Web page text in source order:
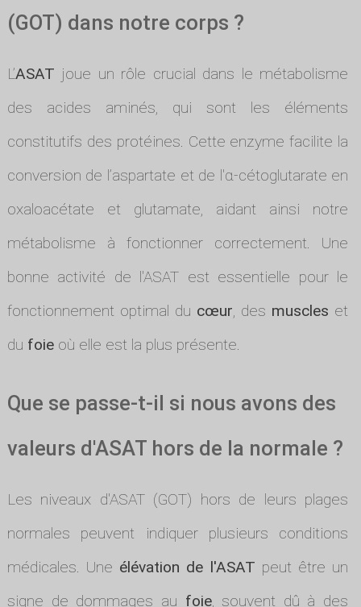
(GOT) dans notre corps ?
L’ASAT joue un rôle crucial dans le métabolisme
des acides aminés, qui sont les éléments
constitutifs des protéines. Cette enzyme facilite la
conversion de l’aspartate et de l'α-cétoglutarate en
oxaloacétate et glutamate, aidant ainsi notre
métabolisme à fonctionner correctement. Une
bonne activité de l'ASAT est essentielle pour le
fonctionnement optimal du cœur, des muscles et
du foieoù elle est la plus présente.
Que se passe-t-il si nous avons des
valeurs d'ASAT hors de la normale ?
Les niveaux d'ASAT (GOT) hors de leurs plages
normales peuvent indiquer plusieurs conditions
médicales. Une élévation de l'ASAT peut être un
signe de dommages au foie, souvent dû à des